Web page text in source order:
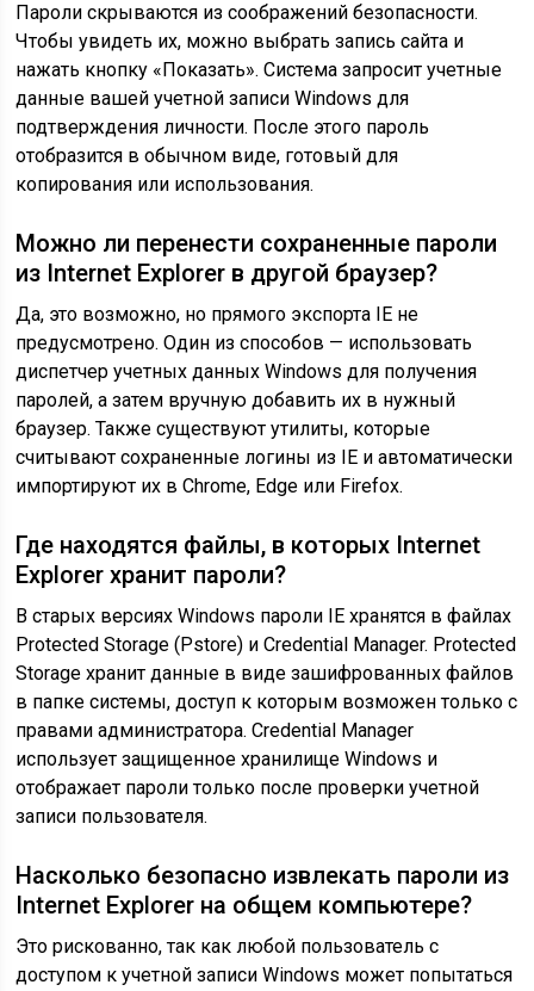
Пароли скрываются из соображений безопасности.
Чтобы увидеть их, можно выбрать запись сайта и
нажать кнопку «Показать». Система запросит учетные
данные вашей учетной записи Windows для
подтверждения личности. После этого пароль
отобразится в обычном виде, готовый для
копирования или использования.
Можно ли перенести сохраненные пароли
из Internet Explorer в другой браузер?
Да, это возможно, но прямого экспорта IE не
предусмотрено. Один из способов — использовать
диспетчер учетных данных Windows для получения
паролей, а затем вручную добавить их в нужный
браузер. Также существуют утилиты, которые
считывают сохраненные логины из IE и автоматически
импортируют их в Chrome, Edge или Firefox.
Где находятся файлы, в которых Internet
Explorer хранит пароли?
В старых версиях Windows пароли IE хранятся в файлах
Protected Storage (Pstore) и Credential Manager. Protected
Storage хранит данные в виде зашифрованных файлов
в папке системы, доступ к которым возможен только с
правами администратора. Credential Manager
использует защищенное хранилище Windows и
отображает пароли только после проверки учетной
записи пользователя.
Насколько безопасно извлекать пароли из
Internet Explorer на общем компьютере?
Это рискованно, так как любой пользователь с
доступом к учетной записи Windows может попытаться